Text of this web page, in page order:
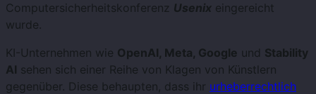
Computersicherheitskonferenz Usenix eingereicht
wurde.
KI-Unternehmen wie OpenAI, Meta, Google und Stability
AI sehen sich einer Reihe von Klagen von Künstlern
gegenüber. Diese behaupten, dass ihr urheberrechtlich